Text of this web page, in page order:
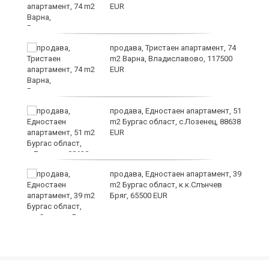
EUR
продава, Тристаен апартамент, 74
m2 Варна, Владиславово, 117500
EUR
продава, Едностаен апартамент, 51
m2 Бургас област, с.Лозенец, 88638
EUR
продава, Едностаен апартамент, 39
m2 Бургас област, к.к.Слънчев
Бряг, 65500 EUR